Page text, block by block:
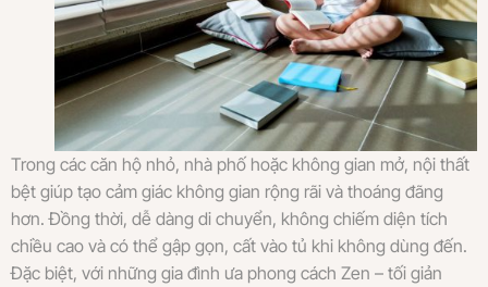
Trong các căn hộ nhỏ, nhà phố hoặc không gian mở, nội thất
bệt giúp tạo cảm giác không gian rộng rãi và thoáng đãng
hơn. Đồng thời, dễ dàng di chuyển, không chiếm diện tích
chiều cao và có thể gập gọn, cất vào tủ khi không dùng đến.
Đặc biệt, với những gia đình ưa phong cách Zen – tối giản